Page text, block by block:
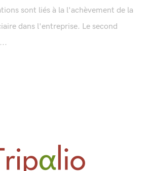
sont liés à la l'achèvement de la
dans l'entreprise. Le second